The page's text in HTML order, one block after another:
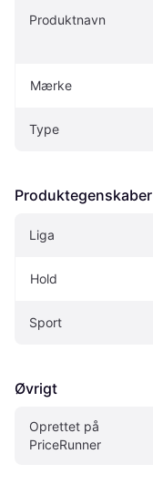
Produktnavn
Mærke
Type
Produktegenskaber
Liga
Hold
Sport
Øvrigt
Oprettet på
PriceRunner